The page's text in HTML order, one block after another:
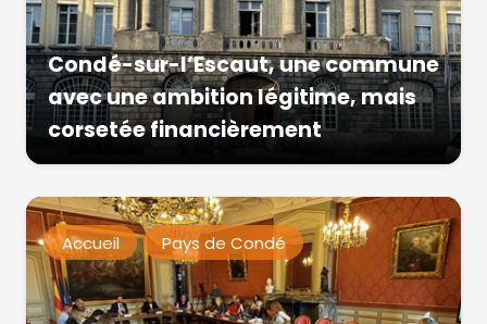
Condé-sur-l’Escaut, une commune
avec une ambition légitime, mais
corsetée financièrement
Accueil Pays de Condé